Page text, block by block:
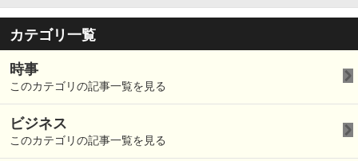
カテゴリ一覧
時事
このカテゴリの記事一覧を見る
ビジネス
このカテゴリの記事一覧を見る